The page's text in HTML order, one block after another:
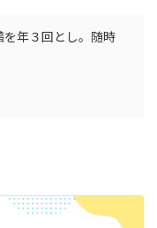
年３回とし。随時